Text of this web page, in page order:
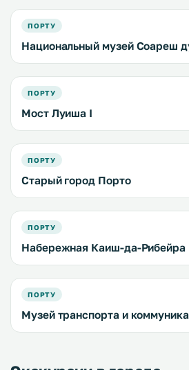
ПОРТУ
Национальный музей Соареш
ПОРТУ
Мост Луиша I
ПОРТУ
Старый город Порто
ПОРТУ
Набережная Каиш-да-Рибейра
ПОРТУ
Музей транспорта и